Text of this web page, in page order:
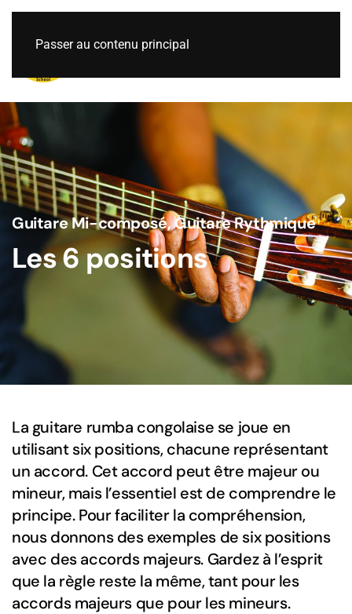
Passer au contenu principal
Guitare Mi-composé,Guitare Rythmique
Les 6 positions
La guitare rumba congolaise se joue en
utilisant six positions, chacune représentant
un accord. Cet accord peut être majeur ou
mineur, mais l’essentiel est de comprendre le
principe. Pour faciliter la compréhension,
nous donnons des exemples de six positions
avec des accords majeurs. Gardez à l’esprit
que la règle reste la même, tant pour les
accords majeurs que pour les mineurs.